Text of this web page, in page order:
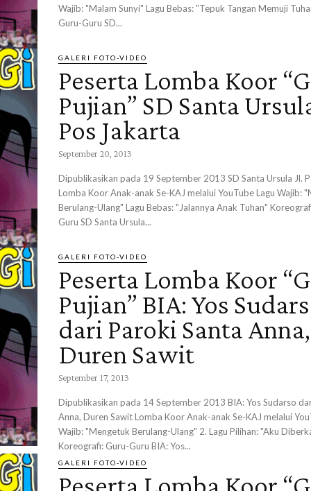
Wajib: "Malam Sunyi" Lagu Bebas: "Tepuk Tangan Memuji
Guru-Guru SD...
GALERI FOTO-VIDEO
Peserta Lomba Koor
Pujian” SD Santa
Pos Jakarta
September 20, 2013
Dipublikasikan pada 19 September 2013 SD Santa Ursula Jl. Pos Jakarta
Lomba Koor Anak-anak Se-KAJ melalui YouTube Lagu Wajib:
Berulang-Ulang" Lagu Bebas: "Jalannya Anak Tuhan"
Guru SD Santa Ursula...
GALERI FOTO-VIDEO
Peserta Lomba Koor
Pujian” BIA: Yos
dari Paroki Santa Anna,
Duren Sawit
September 17, 2013
Dipublikasikan pada 14 September 2013 BIA: Yos Sudarso dari Paroki Santa
Anna, Duren Sawit Lomba Koor Anak-anak Se-KAJ melalui
Wajib: "Mengetuk Berulang-Ulang" 2. Lagu Pilihan: "Aku
Koreografi: Guru-Guru BIA: Yos...
GALERI FOTO-VIDEO